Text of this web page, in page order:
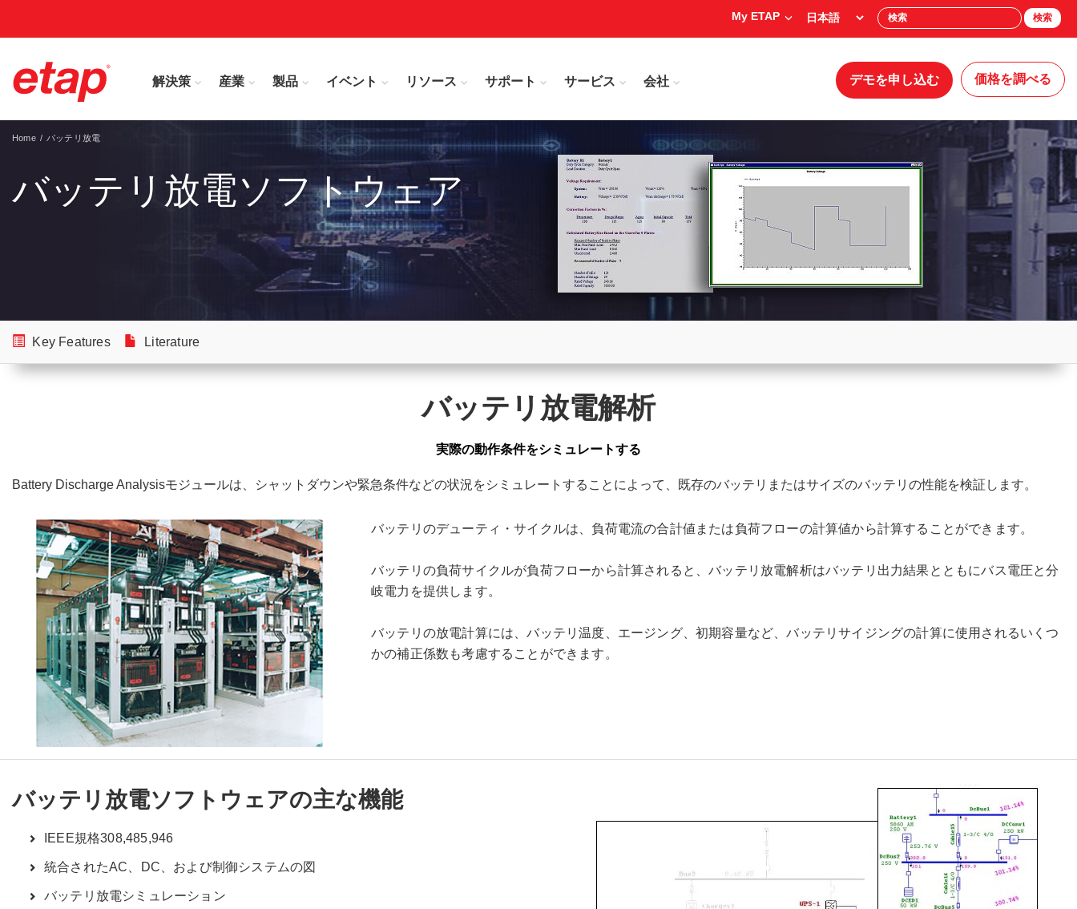
My ETAP 検索
解決策 産業 製品 イベント リソース サポート サービス 会社 デモを申し込む 価格を調べる
バッテリ放電ソフトウェア
Home バッテリ放電
Key Features Literature
バッテリ放電解析
実際の動作条件をシミュレートする
Battery Discharge Analysisモジュールは、シャットダウンや緊急条件などの状況をシミュレートすることによって、既存のバッテリまたはサイズのバッテリの性能を検証します。
バッテリのデューティ・サイクルは、負荷電流の合計値または負荷フローの計算値から計算することができます。
バッテリの負荷サイクルが負荷フローから計算されると、バッテリ放電解析はバッテリ出力結果とともにバス電圧と分
岐電力を提供します。
バッテリの放電計算には、バッテリ温度、エージング、初期容量など、バッテリサイジングの計算に使用されるいくつ
かの補正係数も考慮することができます。
バッテリ放電ソフトウェアの主な機能
IEEE規格308,485,946
統合されたAC、DC、および制御システムの図
バッテリ放電シミュレーション